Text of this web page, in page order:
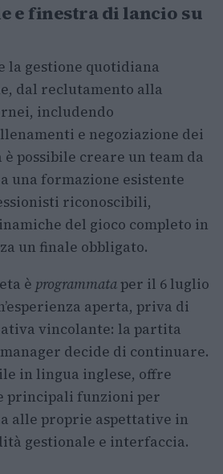
e finestra di lancio su
la gestione quotidiana
dal reclutamento alla
includendo
e negoziazione dei
è possibile creare un team da
una formazione esistente
riconoscibili,
del gioco completo in
un finale obbligato.
è programmataper il 6 luglio
aperta, priva di
vincolante: la partita
decide di continuare.
in lingua inglese, offre
principali funzioni per
alle proprie aspettative in
gestionale e interfaccia.